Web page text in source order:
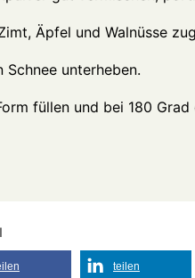
Äpfel und Walnüsse
Schnee unterheben.
füllen und bei 180
teilen